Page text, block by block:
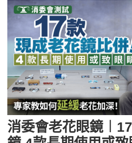
消委會老花眼鏡